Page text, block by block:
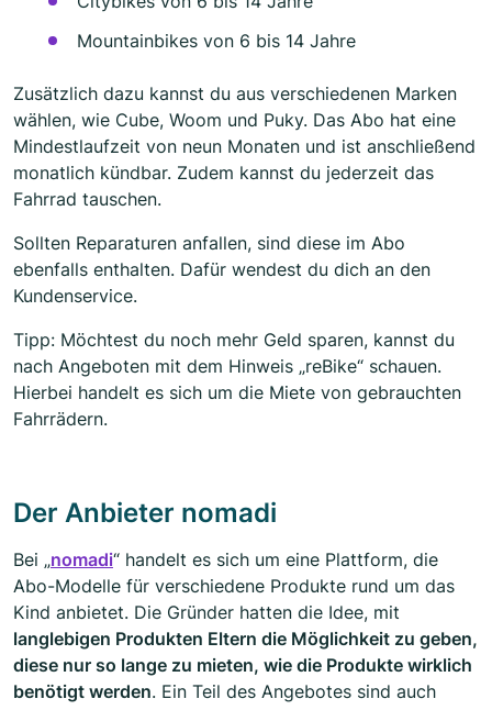
Mountainbikes von 6 bis 14 Jahre
Zusätzlich dazu kannst du aus verschiedenen Marken
wählen, wie Cube, Woom und Puky. Das Abo hat eine
Mindestlaufzeit von neun Monaten und ist anschließend
monatlich kündbar. Zudem kannst du jederzeit das
Fahrrad tauschen.
Sollten Reparaturen anfallen, sind diese im Abo
ebenfalls enthalten. Dafür wendest du dich an den
Kundenservice.
Tipp: Möchtest du noch mehr Geld sparen, kannst du
nach Angeboten mit dem Hinweis „reBike“ schauen.
Hierbei handelt es sich um die Miete von gebrauchten
Fahrrädern.
Der Anbieter nomadi
Bei „nomadi“ handelt es sich um eine Plattform, die
Abo-Modelle für verschiedene Produkte rund um das
Kind anbietet. Die Gründer hatten die Idee, mit
langlebigen Produkten Eltern die Möglichkeit zu geben,
diese nur so lange zu mieten, wie die Produkte wirklich
benötigt werden. Ein Teil des Angebotes sind auch